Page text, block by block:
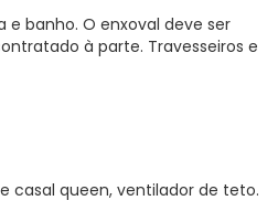
e banho. O enxoval deve ser
à parte. Travesseiros e
casal queen, ventilador de teto.